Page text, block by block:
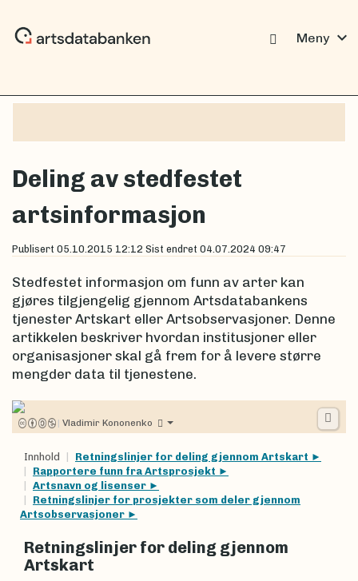
Meny expand_more
Deling av stedfestet
artsinformasjon
Publisert 05.10.2015 12:12 Sist endret 04.07.2024 09:47
Stedfestet informasjon om funn av arter kan
gjøres tilgjengelig gjennom Artsdatabankens
tjenester Artskart eller Artsobservasjoner. Denne
artikkelen beskriver hvordan institusjoner eller
organisasjoner skal gå frem for å levere større
mengder data til tjenestene.
| Vladimir Kononenko
Innhold
Retningslinjer for deling gjennom Artskart
Rapportere funn fra Artsprosjekt
Artsnavn og lisenser
Retningslinjer for prosjekter som deler gjennom
Artsobservasjoner
Retningslinjer for deling gjennom
Artskart